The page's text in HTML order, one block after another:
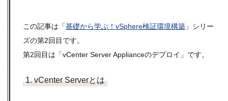
この記事は「基礎から学ぶ！ vSphere検証環境構築 」シリー
ズの第2回目です。
第2回目は「vCenter Server Applianceのデプロイ」です。
1. vCenter Serverとは